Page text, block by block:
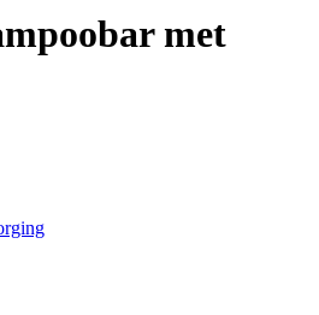
met